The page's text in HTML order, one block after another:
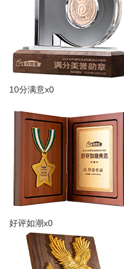
10分满意x0
好评如潮x0